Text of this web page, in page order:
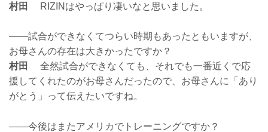
村田
RIZINはやっぱり凄いなと思いました。
——試合ができなくてつらい時期もあったともいますが、
お母さんの存在は大きかったですか？
村田
全然試合ができなくても、それでも一番近くで応
援してくれたのがお母さんだったので、お母さんに「あり
がとう」って伝えたいですね。
——今後はまたアメリカでトレーニングですか？